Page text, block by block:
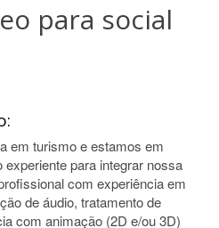
para social
em turismo e estamos em
para integrar nossa
com experiência em
de áudio, tratamento de
com animação (2D e/ou 3D)